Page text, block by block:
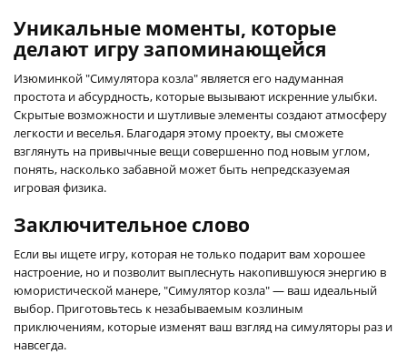
Уникальные моменты, которые
делают игру запоминающейся
Изюминкой "Симулятора козла" является его надуманная
простота и абсурдность, которые вызывают искренние улыбки.
Скрытые возможности и шутливые элементы создают атмосферу
легкости и веселья. Благодаря этому проекту, вы сможете
взглянуть на привычные вещи совершенно под новым углом,
понять, насколько забавной может быть непредсказуемая
игровая физика.
Заключительное слово
Если вы ищете игру, которая не только подарит вам хорошее
настроение, но и позволит выплеснуть накопившуюся энергию в
юмористической манере, "Симулятор козла" — ваш идеальный
выбор. Приготовьтесь к незабываемым козлиным
приключениям, которые изменят ваш взгляд на симуляторы раз и
навсегда.